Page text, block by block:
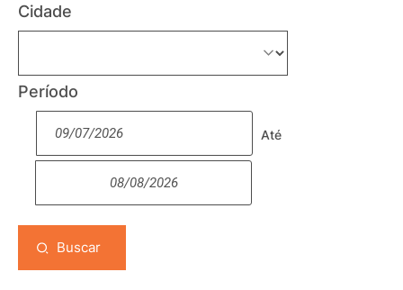
Cidade
Período
Até
Buscar